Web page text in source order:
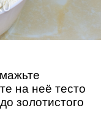
на неё тесто
золотистого